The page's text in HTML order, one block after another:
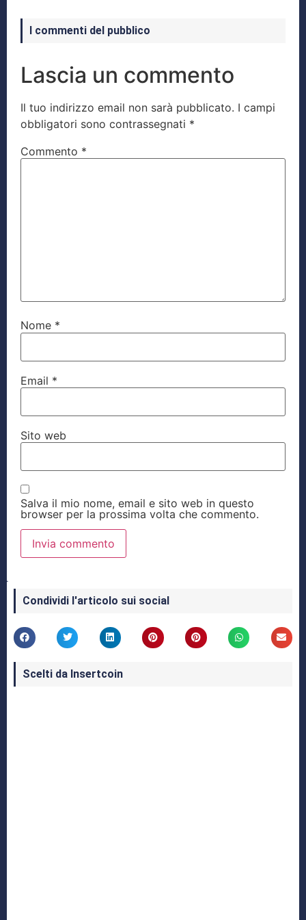
I commenti del pubblico
Lascia un commento
Il tuo indirizzo email non sarà pubblicato. I campi
obbligatori sono contrassegnati *
Commento *
Nome *
Email *
Sito web
Salva il mio nome, email e sito web in questo
browser per la prossima volta che commento.
Condividi l'articolo sui social
Scelti da Insertcoin